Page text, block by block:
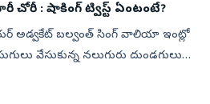
చోరీ : షాకింగ్‌ ట్విస్ట్‌ ఏంటంటే?
బల్వంత్ సింగ్ వాలియా ఇంట్లో
వేసుకున్న నలుగురు దుండగులు